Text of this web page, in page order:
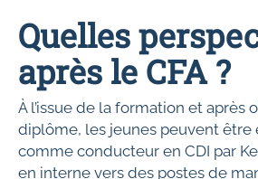
Quelles
après le CFA ?
À l’issue de la formation et après
diplôme, les jeunes peuvent être
comme conducteur en CDI par
en interne vers des postes de